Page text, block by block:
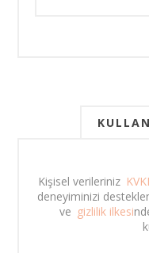
Kişisel verileriniz
deneyiminizi
ve gizlilik ilkesi